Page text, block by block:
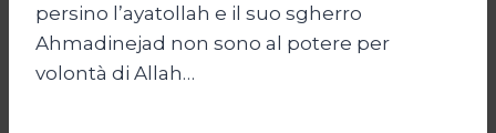
persino l’ayatollah e il suo sgherro
Ahmadinejad non sono al potere per
volontà di Allah…